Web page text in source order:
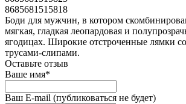
8685681515818
Боди для мужчин, в котором
мягкая, гладкая леопардовая и
ягодицах. Широкие отстроченные лямки
трусами-слипами.
Оставьте отзыв
Ваше имя*
Ваш E-mail (публиковаться не будет)